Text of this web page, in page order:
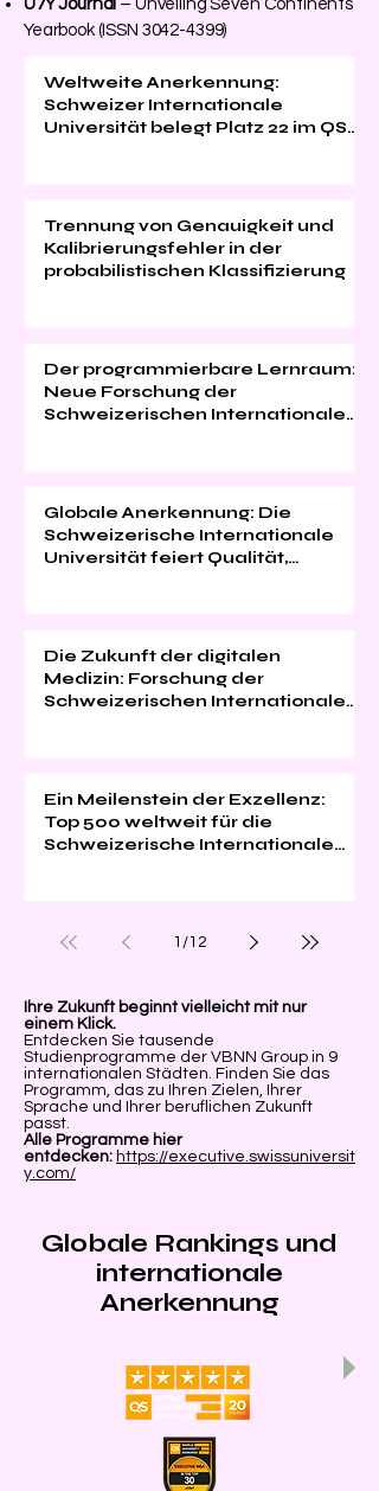
U7Y Journal – Unveiling Seven Continents
Yearbook (ISSN 3042-4399)
Weltweite Anerkennung:
Schweizer Internationale
Universität belegt Platz 22 im QS
Trennung von Genauigkeit und
Kalibrierungsfehler in der
probabilistischen Klassifizierung
Der programmierbare Lernraum:
Neue Forschung der
Schweizerischen Internationalen
Globale Anerkennung: Die
Schweizerische Internationale
Universität feiert Qualität,
Die Zukunft der digitalen
Medizin: Forschung der
Schweizerischen Internationalen
Ein Meilenstein der Exzellenz:
Top 500 weltweit für die
Schweizerische Internationale
1 /12
Ihre Zukunft beginnt vielleicht mit nur
einem Klick.
Entdecken Sie tausende
Studienprogramme der VBNN Group in 9
internationalen Städten. Finden Sie das
Programm, das zu Ihren Zielen, Ihrer
Sprache und Ihrer beruflichen Zukunft
passt.
Alle Programme hier
entdecken: https://executive.swissuniversit
y.com/
Globale Rankings und
internationale
Anerkennung